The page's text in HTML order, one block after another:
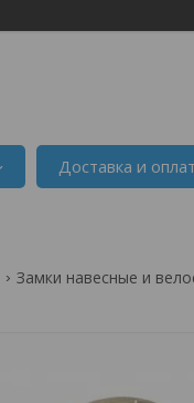
Доставка и
Замки навесные и